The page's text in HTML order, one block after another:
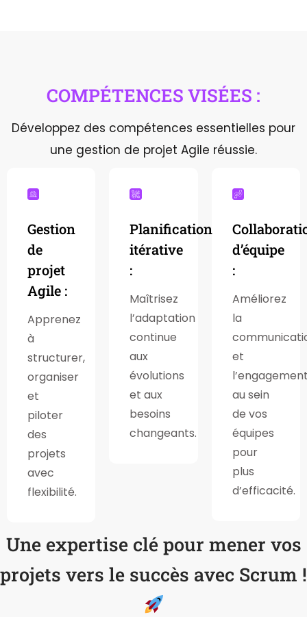
COMPÉTENCES VISÉES :
Développez des compétences essentielles pour
une gestion de projet Agile réussie.
Gestion
de
projet
Agile :
Apprenez
à
structurer,
organiser
et
piloter
des
projets
avec
flexibilité.
Planification
itérative
:
Maîtrisez
l’adaptation
continue
aux
évolutions
et aux
besoins
changeants.
d’équipe
:
Améliorez
la
et
au sein
de vos
équipes
pour
plus
d’efficacité.
Une expertise clé pour mener vos
projets vers le succès avec Scrum !